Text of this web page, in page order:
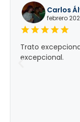
Carlos
febrero
Trato
excepcional.